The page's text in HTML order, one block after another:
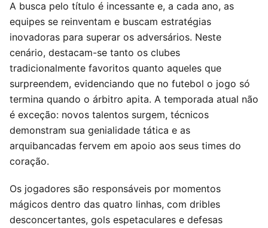
A busca pelo título é incessante e, a cada ano, as
equipes se reinventam e buscam estratégias
inovadoras para superar os adversários. Neste
cenário, destacam-se tanto os clubes
tradicionalmente favoritos quanto aqueles que
surpreendem, evidenciando que no futebol o jogo só
termina quando o árbitro apita. A temporada atual não
é exceção: novos talentos surgem, técnicos
demonstram sua genialidade tática e as
arquibancadas fervem em apoio aos seus times do
coração.
Os jogadores são responsáveis por momentos
mágicos dentro das quatro linhas, com dribles
desconcertantes, gols espetaculares e defesas